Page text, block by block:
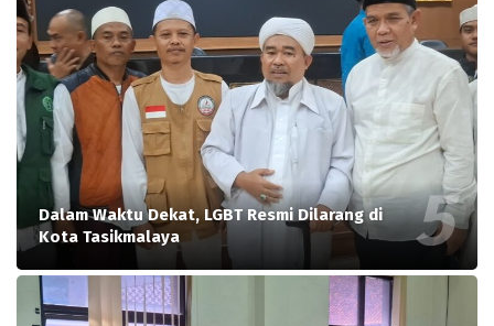
Dalam Waktu Dekat, LGBT Resmi Dilarang di
Kota Tasikmalaya